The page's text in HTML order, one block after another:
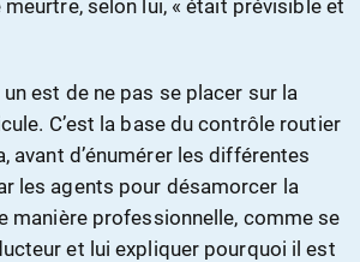
selon lui, « était prévisible et
est de ne pas se placer sur la
C’est la base du contrôle routier
avant d’énumérer les différentes
les agents pour désamorcer la
manière professionnelle, comme se
et lui expliquer pourquoi il est